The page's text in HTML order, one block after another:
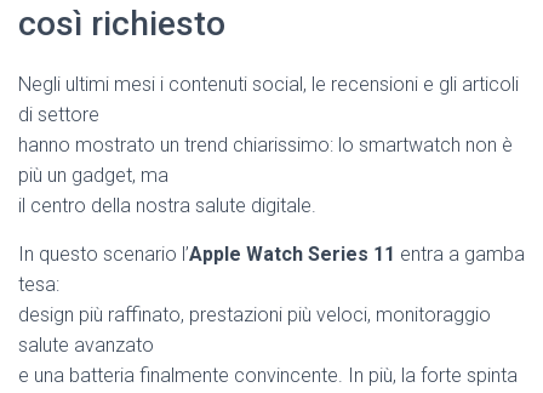
così richiesto
Negli ultimi mesi i contenuti social, le recensioni e gli articoli
di settore
hanno mostrato un trend chiarissimo: lo smartwatch non è
più un gadget, ma
il centro della nostra salute digitale.
In questo scenario l’Apple Watch Series 11 entra a gamba
tesa:
design più raffinato, prestazioni più veloci, monitoraggio
salute avanzato
e una batteria finalmente convincente. In più, la forte spinta